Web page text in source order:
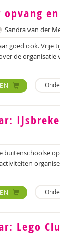
opvang
Sandra van der
goed ook. Vrije
de organisatie
buitenschoolse
Lego